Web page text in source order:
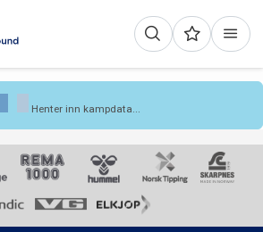
Henter inn kampdata...